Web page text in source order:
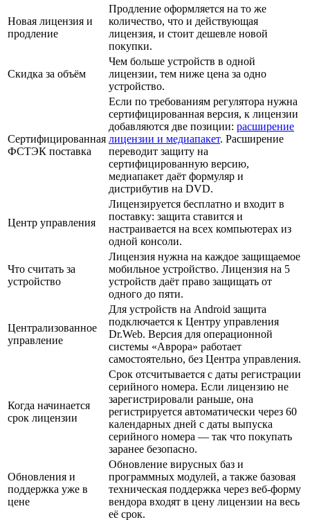
Новая лицензия и
продление
Продление оформляется на то же
количество, что и действующая
лицензия, и стоит дешевле новой
покупки.
Скидка за объём
Чем больше устройств в одной
лицензии, тем ниже цена за одно
устройство.
Сертифицированная
ФСТЭК поставка
Если по требованиям регулятора нужна
сертифицированная версия, к лицензии
добавляются две позиции: расширение
лицензии и медиапакет. Расширение
переводит защиту на
сертифицированную версию,
медиапакет даёт формуляр и
дистрибутив на DVD.
Центр управления
Лицензируется бесплатно и входит в
поставку: защита ставится и
настраивается на всех компьютерах из
одной консоли.
Что считать за
устройство
Лицензия нужна на каждое защищаемое
мобильное устройство. Лицензия на 5
устройств даёт право защищать от
одного до пяти.
Централизованное
управление
Для устройств на Android защита
подключается к Центру управления
Dr.Web. Версия для операционной
системы «Аврора» работает
самостоятельно, без Центра управления.
Когда начинается
срок лицензии
Срок отсчитывается с даты регистрации
серийного номера. Если лицензию не
зарегистрировали раньше, она
регистрируется автоматически через 60
календарных дней с даты выпуска
серийного номера — так что покупать
заранее безопасно.
Обновления и
поддержка уже в
цене
Обновление вирусных баз и
программных модулей, а также базовая
техническая поддержка через веб-форму
вендора входят в цену лицензии на весь
её срок.